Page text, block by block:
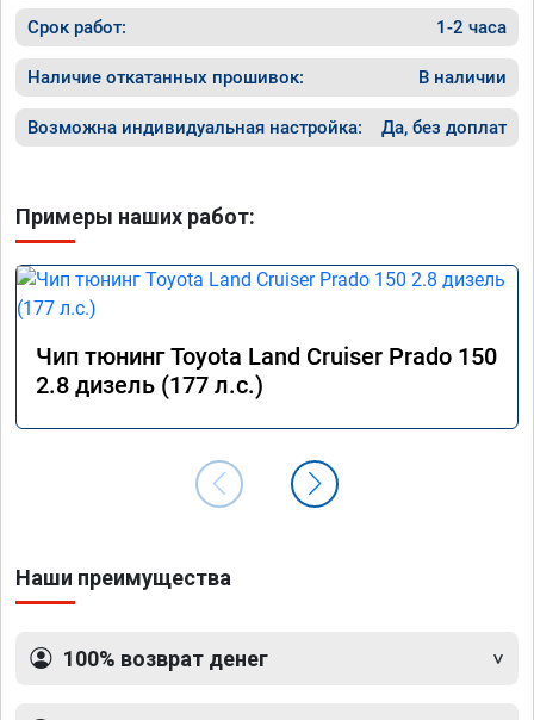
Срок работ: 1-2 часа
Наличие откатанных прошивок: В наличии
Возможна индивидуальная настройка: Да, без доплат
Примеры наших работ:
Чип тюнинг Toyota Land Cruiser Prado 150
2.8 дизель (177 л.с.)
Наши преимущества
100% возврат денег